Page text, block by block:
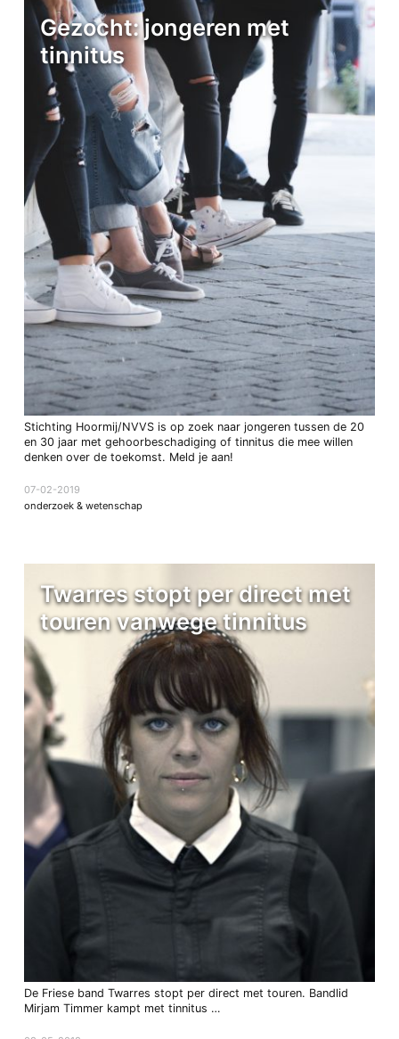
Gezocht: jongeren met
tinnitus
Stichting Hoormij/NVVS is op zoek naar jongeren tussen de 20
en 30 jaar met gehoorbeschadiging of tinnitus die mee willen
denken over de toekomst. Meld je aan!
07-02-2019
onderzoek & wetenschap
Twarres stopt per direct met
touren vanwege tinnitus
De Friese band Twarres stopt per direct met touren. Bandlid
Mirjam Timmer kampt met tinnitus …